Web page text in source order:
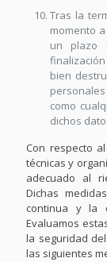
Tras la
momento
un plazo
bien
como
dichos
Con respecto
técnicas y
adecuado al
Dichas
continua y la
Evaluamos
la seguridad
las siguientes